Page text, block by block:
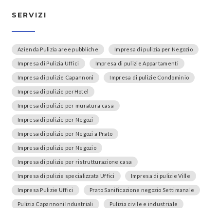
SERVIZI
Azienda Pulizia aree pubbliche Impresa di pulizia per Negozio
Impresa di Pulizia Uffici Impresa di pulizie Appartamenti
Impresa di pulizie Capannoni Impresa di pulizie Condominio
Impresa di pulizie perHotel
Impresa di pulizie per muratura casa
Impresa di pulizie per Negozi
Impresa di pulizie per Negozi a Prato
Impresa di pulizie per Negozio
Impresa di pulizie per ristrutturazione casa
Impresa di pulizie specializzata Uffici Impresa di pulizie Ville
Impresa Pulizie Uffici Prato Sanificazione negozio Settimanale
Pulizia Capannoni Industriali Pulizia civile e industriale